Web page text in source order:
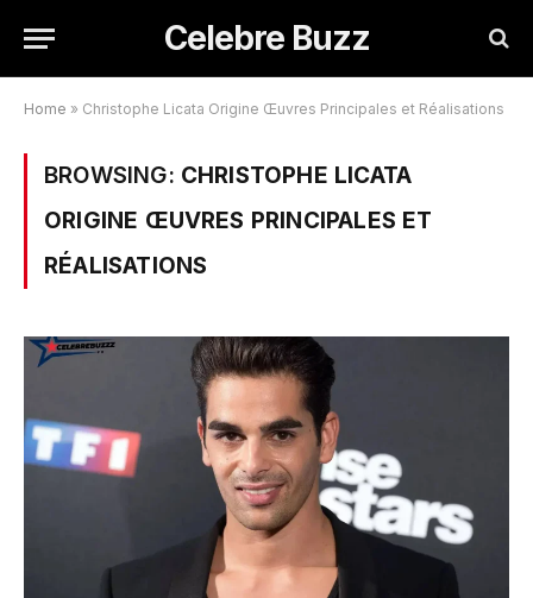
Celebre Buzz
Home » Christophe Licata Origine Œuvres Principales et Réalisations
BROWSING: CHRISTOPHE LICATA
ORIGINE ŒUVRES PRINCIPALES ET
RÉALISATIONS